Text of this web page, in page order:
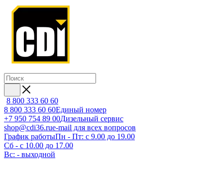
8 800 333 60 60
8 800 333 60 60Единый номер
+7 950 754 89 00Дизельный сервис
shop@cdi36.rue-mail для всех вопросов
График работыПн - Пт: с 9.00 до 19.00
Сб - с 10.00 до 17.00
Вс: - выходной